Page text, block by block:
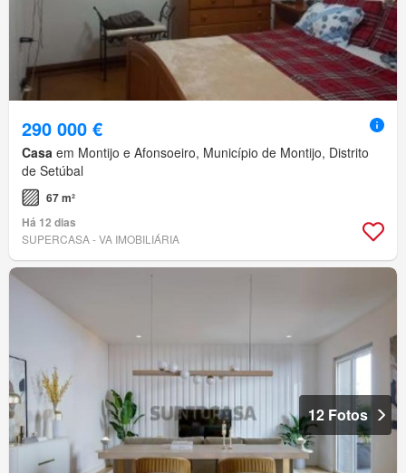
290 000 €
Casa em Montijo e Afonsoeiro, Município de Montijo, Distrito
de Setúbal
67 m²
Há 12 dias
SUPERCASA - VA IMOBILIÁRIA
12 Fotos